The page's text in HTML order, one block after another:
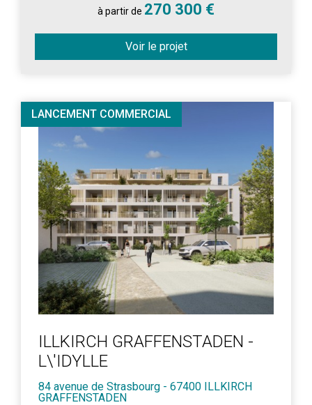
à partir de 270 300 €
Voir le projet
LANCEMENT COMMERCIAL
ILLKIRCH GRAFFENSTADEN -
L\'IDYLLE
84 avenue de Strasbourg - 67400 ILLKIRCH
GRAFFENSTADEN